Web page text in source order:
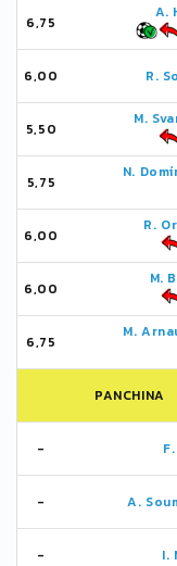
6,75
A.
6,00 R.
5,50
M.
5,75
N.
6,00
R.
6,00
M.
6,75
M.
PANCHINA
-
- A.
- I.